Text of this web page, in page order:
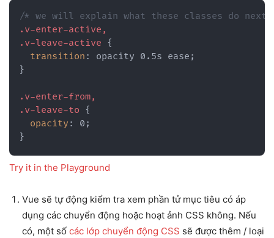
/* we will explain what these classes do
.v-enter-active,
.v-leave-active {
transition : opacity 0.5s ease ;
}
.v-enter-from,
.v-leave-to {
opacity : 0 ;
}
Try it in the Playground
Vue sẽ tự động kiểm tra xem phần tử mục tiêu có áp
dụng các chuyển động hoặc hoạt ảnh CSS không. Nếu
có, một số các lớp chuyển động CSS sẽ được thêm / loại